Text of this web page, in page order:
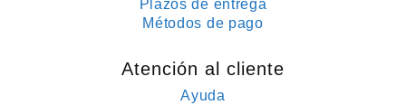
Plazos de entrega
Métodos de pago
Atención al cliente
Ayuda